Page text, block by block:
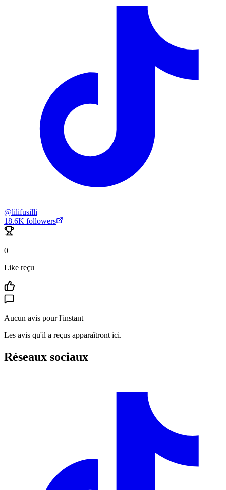
@lilifusilli
18.6K followers
0
Like reçu
Aucun avis pour l'instant
Les avis qu'il a reçus apparaîtront ici.
Réseaux sociaux